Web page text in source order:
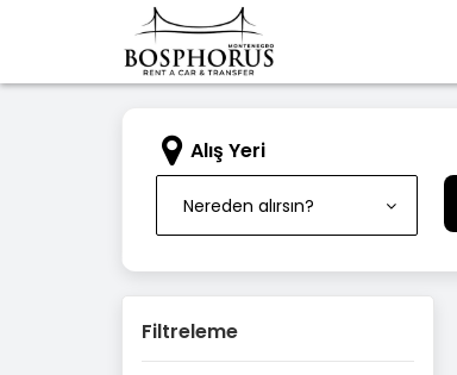
Alış Yeri
Nereden alırsın?
Filtreleme